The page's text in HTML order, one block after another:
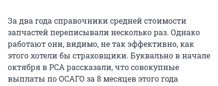
За два года справочники средней стоимости
запчастей переписывали несколько раз. Однако
работают они, видимо, не так эффективно, как
этого хотели бы страховщики. Буквально в начале
октября в РСА рассказали, что совокупные
выплаты по ОСАГО за 8 месяцев этого года